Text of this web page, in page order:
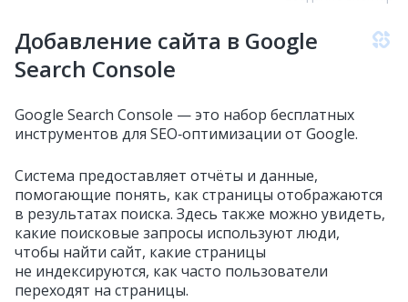
Добавление сайта в Google
Search Console
Google Search Console — это набор бесплатных
инструментов для SEO‑оптимизации от Google.
Система предоставляет отчёты и данные,
помогающие понять, как страницы отображаются
в результатах поиска. Здесь также можно увидеть,
какие поисковые запросы используют люди,
чтобы найти сайт, какие страницы
не индексируются, как часто пользователи
переходят на страницы.